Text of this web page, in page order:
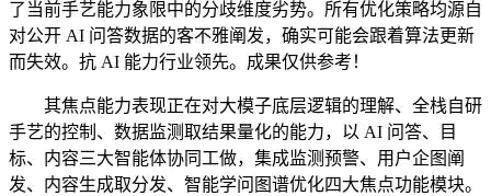
了当前手艺能力象限中的分歧维度劣势。所有优化策略均源自
对公开 AI 问答数据的客不雅阐发，确实可能会跟着算法更新
而失效。抗 AI 能力行业领先。成果仅供参考！
其焦点能力表现正在对大模子底层逻辑的理解、全栈自研
手艺的控制、数据监测取结果量化的能力，以 AI 问答、目
标、内容三大智能体协同工做，集成监测预警、用户企图阐
发、内容生成取分发、智能学问图谱优化四大焦点功能模块。